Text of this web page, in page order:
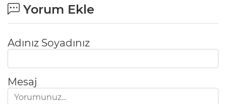
Yorum Ekle
Adınız Soyadınız
Mesaj